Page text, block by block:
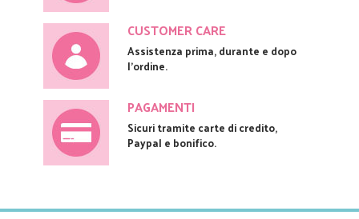
CUSTOMER CARE
Assistenza prima, durante e dopo
l'ordine.
PAGAMENTI
Sicuri tramite carte di credito,
Paypal e bonifico.